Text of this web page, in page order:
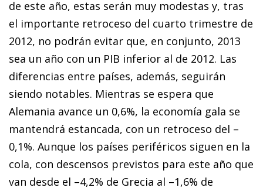
de este año, estas serán muy modestas y, tras
el importante retroceso del cuarto trimestre de
2012, no podrán evitar que, en conjunto, 2013
sea un año con un PIB inferior al de 2012. Las
diferencias entre países, además, seguirán
siendo notables. Mientras se espera que
Alemania avance un 0,6%, la economía gala se
mantendrá estancada, con un retroceso del –
0,1%. Aunque los países periféricos siguen en la
cola, con descensos previstos para este año que
van desde el –4,2% de Grecia al –1,6% de